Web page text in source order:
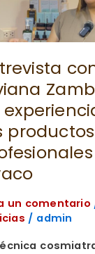
productos
un comentario
/ admin